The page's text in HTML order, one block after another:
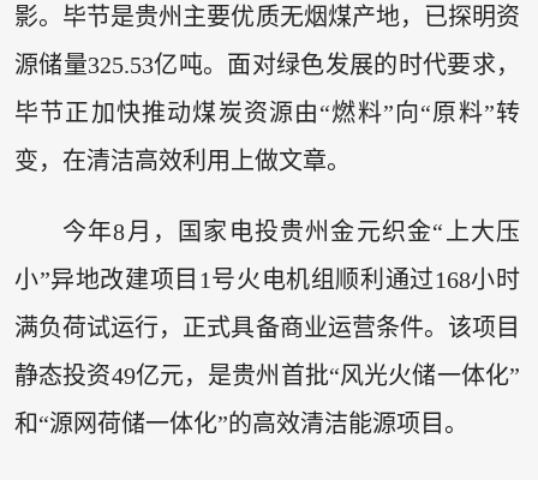
影。毕节是贵州主要优质无烟煤产地，已探明资
源储量325.53亿吨。面对绿色发展的时代要求，
毕节正加快推动煤炭资源由“燃料”向“原料”转
变，在清洁高效利用上做文章。
今年8月，国家电投贵州金元织金“上大压
小”异地改建项目1号火电机组顺利通过168小时
满负荷试运行，正式具备商业运营条件。该项目
静态投资49亿元，是贵州首批“风光火储一体化”
和“源网荷储一体化”的高效清洁能源项目。